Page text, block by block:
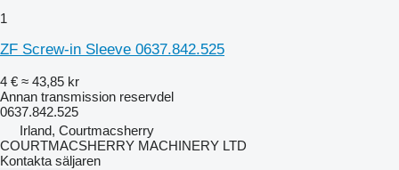
1
ZF Screw-in Sleeve 0637.842.525
4 € ≈ 43,85 kr
Annan transmission reservdel
0637.842.525
Irland, Courtmacsherry
COURTMACSHERRY MACHINERY LTD
Kontakta säljaren